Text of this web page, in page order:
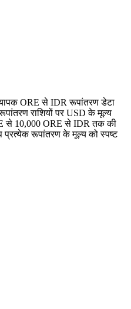
ORE से IDR रूपांतरण डेटा
रूपांतरण राशियों पर USD के मूल्य
से 10,000 ORE से IDR तक की
प्रत्येक रूपांतरण के मूल्य को स्पष्ट